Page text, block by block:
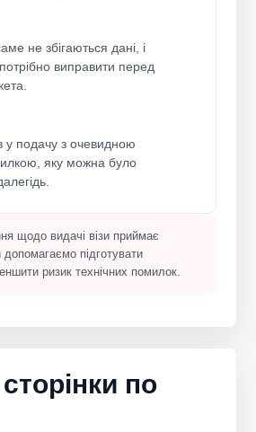
не збігаються дані, і
виправити перед
у подачу з очевидною
яку можна було
щодо видачі візи приймає
підготувати
ризик технічних помилок.
по